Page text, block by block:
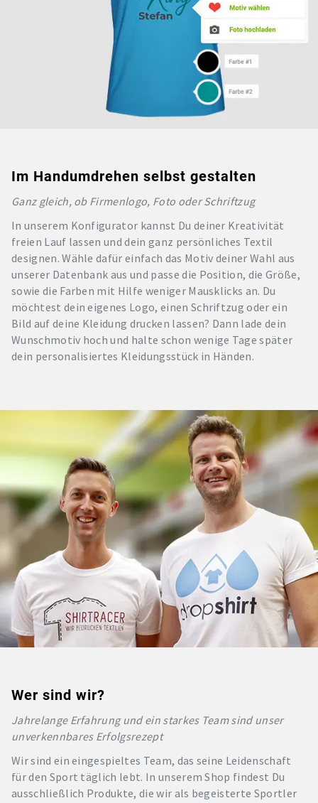
Im Handumdrehen selbst gestalten
Ganz gleich, ob Firmenlogo, Foto oder Schriftzug
In unserem Konfigurator kannst Du deiner Kreativität
freien Lauf lassen und dein ganz persönliches Textil
designen. Wähle dafür einfach das Motiv deiner Wahl aus
unserer Datenbank aus und passe die Position, die Größe,
sowie die Farben mit Hilfe weniger Mausklicks an. Du
möchtest dein eigenes Logo, einen Schriftzug oder ein
Bild auf deine Kleidung drucken lassen? Dann lade dein
Wunschmotiv hoch und halte schon wenige Tage später
dein personalisiertes Kleidungsstück in Händen.
Wer sind wir?
Jahrelange Erfahrung und ein starkes Team sind unser
unverkennbares Erfolgsrezept
Wir sind ein eingespieltes Team, das seine Leidenschaft
für den Sport täglich lebt. In unserem Shop findest Du
ausschließlich Produkte, die wir als begeisterte Sportler